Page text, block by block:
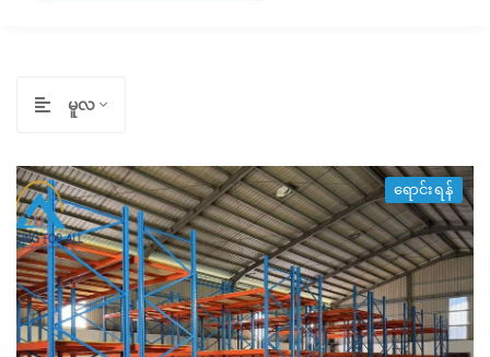
မူလ
ရောင်းရန်